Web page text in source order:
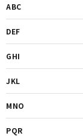
ABC
DEF
GHI
JKL
MNO
PQR